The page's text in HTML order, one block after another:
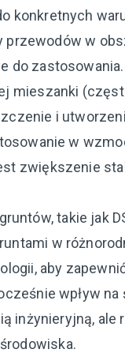
konkretnych
przewodów w
do
mieszanki
i
w
zwiększenie
takie jak
w
aby
wpływ
inżynieryjną, ale